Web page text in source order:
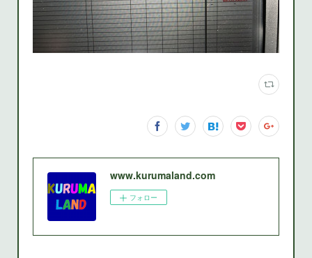
www.kurumaland.com
フォロー